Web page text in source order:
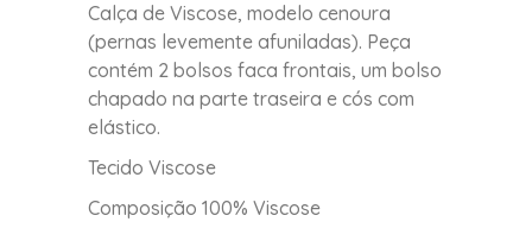
Calça de Viscose, modelo cenoura
(pernas levemente afuniladas). Peça
contém 2 bolsos faca frontais, um bolso
chapado na parte traseira e cós com
elástico.
Tecido Viscose
Composição 100% Viscose